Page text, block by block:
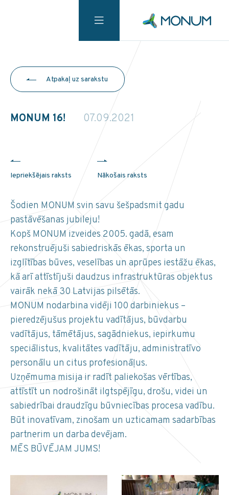
Atpakaļ uz sarakstu
MONUM 16! 07.09.2021
Iepriekšējais raksts Nākošais raksts
Šodien MONUM svin savu šešpadsmit gadu
pastāvēšanas jubileju!
Kopš MONUM izveides 2005. gadā, esam
rekonstruējuši sabiedriskās ēkas, sporta un
izglītības būves, veselības un aprūpes iestāžu ēkas,
kā arī attīstījuši daudzus infrastruktūras objektus
vairāk nekā 30 Latvijas pilsētās.
MONUM nodarbina vidēji 100 darbiniekus –
pieredzējušus projektu vadītājus, būvdarbu
vadītājus, tāmētājus, sagādniekus, iepirkumu
speciālistus, kvalitātes vadītāju, administratīvo
personālu un citus profesionāļus.
Uzņēmuma misija ir radīt paliekošas vērtības,
attīstīt un nodrošināt ilgtspējīgu, drošu, videi un
sabiedrībai draudzīgu būvniecības procesa vadību.
Būt inovatīvam, zinošam un uzticamam sadarbības
partnerim un darba devējam.
MĒS BŪVĒJAM JUMS!